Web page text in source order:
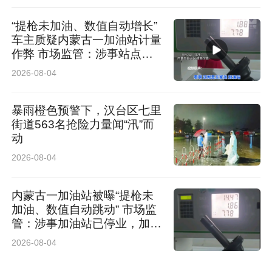
“提枪未加油、数值自动增长”
车主质疑内蒙古一加油站计量
作弊 市场监管：涉事站点停
业 加油机封存送检
2026-08-04
暴雨橙色预警下，汉台区七里
街道563名抢险力量闻“汛”而
动
2026-08-04
内蒙古一加油站被曝“提枪未
加油、数值自动跳动” 市场监
管：涉事加油站已停业，加油
机封存送检，鉴定结果未出无
2026-08-04